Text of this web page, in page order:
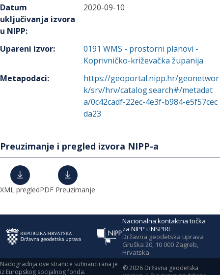
Datum
uključivanja izvora
u NIPP:
2020-09-10
Upareni izvor: 0191 WMS - prostorni planovi -
Koprivničko-križevačka županija
Metapodaci:
https://geoportal.nipp.hr/geonetwor
k/srv/hrv/catalog.search#/metadat
a/0c42cadf-22ec-4e3f-b984-e5f57cec
da23
Preuzimanje i pregled izvora NIPP-a
XML pregledPDF Preuzimanje
Nacionalna kontaktna točka
za NIPP i INSPIRE
Državna geodetska uprava
Gruška 20, 10 000 Zagreb,
Hrvatska
Nadogradnja ove stranice sufinancirana je
iz Europskog socijalnog fonda.
©2026 Državna geodetska